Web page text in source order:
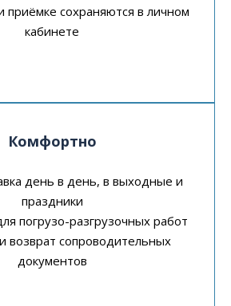
приёмке сохраняются в личном
кабинете
Комфортно
день в день, в выходные и
праздники
погрузо-разгрузочных работ
возврат сопроводительных
документов